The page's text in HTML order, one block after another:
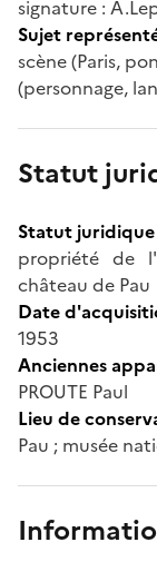
signature :
Sujet
scène (Paris,
(personnage,
Statut
Statut juridique
propriété de
château de Pau
Date
1953
Anciennes
PROUTE Paul
Lieu de
Pau ; musée